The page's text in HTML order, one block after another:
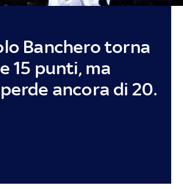
Banchero torna
15 punti, ma
ancora di 20.